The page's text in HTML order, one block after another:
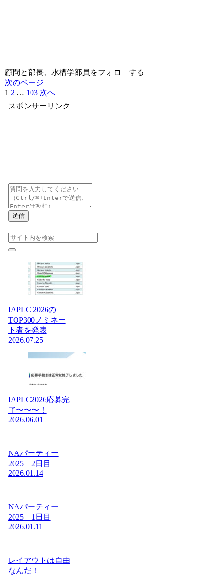
顧問と部長、水槽学部員をフォローする
次のページ
1 2 … 103 次へ
スポンサーリンク
送信
IAPLC 2026の
TOP300ノミネー
ト者を発表
2026.07.25
IAPLC2026応募完
了〜〜〜！
2026.06.01
NAパーティー
2025 2日目
2026.01.14
NAパーティー
2025 1日目
2026.01.11
レイアウトは自由
なんだ！